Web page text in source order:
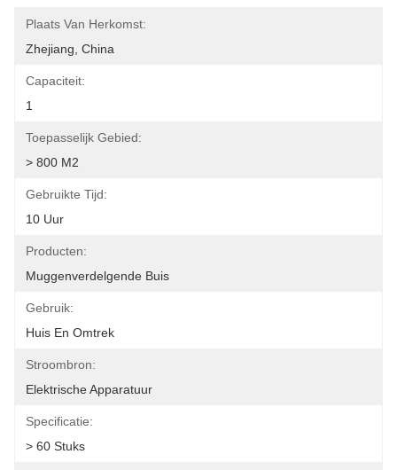
Plaats Van Herkomst:
Zhejiang, China
Capaciteit:
1
Toepasselijk Gebied:
> 800 M2
Gebruikte Tijd:
10 Uur
Producten:
Muggenverdelgende Buis
Gebruik:
Huis En Omtrek
Stroombron:
Elektrische Apparatuur
Specificatie:
> 60 Stuks